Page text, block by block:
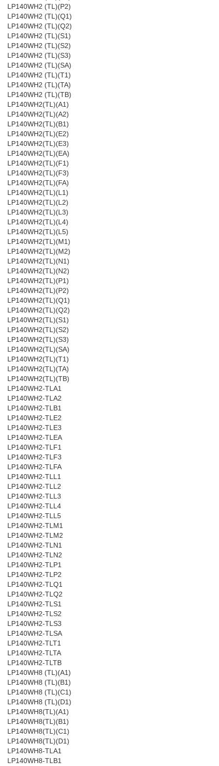
LP140WH2 (TL)(P2)
LP140WH2 (TL)(Q1)
LP140WH2 (TL)(Q2)
LP140WH2 (TL)(S1)
LP140WH2 (TL)(S2)
LP140WH2 (TL)(S3)
LP140WH2 (TL)(SA)
LP140WH2 (TL)(T1)
LP140WH2 (TL)(TA)
LP140WH2 (TL)(TB)
LP140WH2(TL)(A1)
LP140WH2(TL)(A2)
LP140WH2(TL)(B1)
LP140WH2(TL)(E2)
LP140WH2(TL)(E3)
LP140WH2(TL)(EA)
LP140WH2(TL)(F1)
LP140WH2(TL)(F3)
LP140WH2(TL)(FA)
LP140WH2(TL)(L1)
LP140WH2(TL)(L2)
LP140WH2(TL)(L3)
LP140WH2(TL)(L4)
LP140WH2(TL)(L5)
LP140WH2(TL)(M1)
LP140WH2(TL)(M2)
LP140WH2(TL)(N1)
LP140WH2(TL)(N2)
LP140WH2(TL)(P1)
LP140WH2(TL)(P2)
LP140WH2(TL)(Q1)
LP140WH2(TL)(Q2)
LP140WH2(TL)(S1)
LP140WH2(TL)(S2)
LP140WH2(TL)(S3)
LP140WH2(TL)(SA)
LP140WH2(TL)(T1)
LP140WH2(TL)(TA)
LP140WH2(TL)(TB)
LP140WH2-TLA1
LP140WH2-TLA2
LP140WH2-TLB1
LP140WH2-TLE2
LP140WH2-TLE3
LP140WH2-TLEA
LP140WH2-TLF1
LP140WH2-TLF3
LP140WH2-TLFA
LP140WH2-TLL1
LP140WH2-TLL2
LP140WH2-TLL3
LP140WH2-TLL4
LP140WH2-TLL5
LP140WH2-TLM1
LP140WH2-TLM2
LP140WH2-TLN1
LP140WH2-TLN2
LP140WH2-TLP1
LP140WH2-TLP2
LP140WH2-TLQ1
LP140WH2-TLQ2
LP140WH2-TLS1
LP140WH2-TLS2
LP140WH2-TLS3
LP140WH2-TLSA
LP140WH2-TLT1
LP140WH2-TLTA
LP140WH2-TLTB
LP140WH8 (TL)(A1)
LP140WH8 (TL)(B1)
LP140WH8 (TL)(C1)
LP140WH8 (TL)(D1)
LP140WH8(TL)(A1)
LP140WH8(TL)(B1)
LP140WH8(TL)(C1)
LP140WH8(TL)(D1)
LP140WH8-TLA1
LP140WH8-TLB1